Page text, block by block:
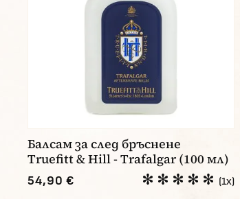
Балсам за след бръснене
Truefitt & Hill - Trafalgar (100 мл)
54,90 € (1x)